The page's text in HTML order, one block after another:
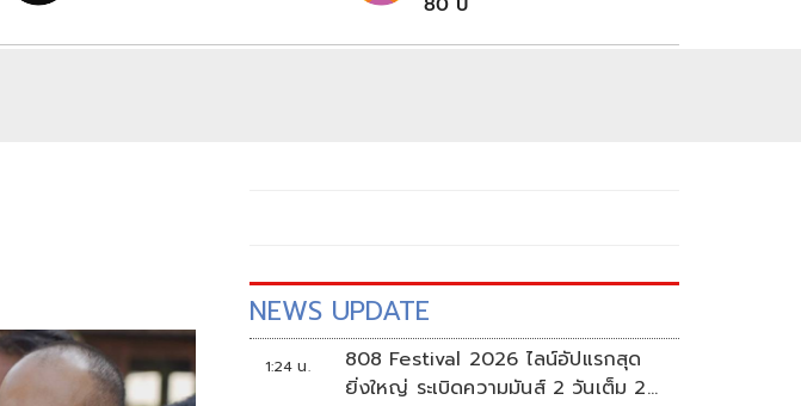
NEWS UPDATE
1:24 น.
808 Festival 2026 ไลน์อัปแรกสุด
ยิ่งใหญ่ ระเบิดความมันส์ 2 วันเต็ม 2-